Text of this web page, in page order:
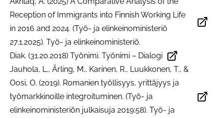
Reception of Immigrants into Finnish Working Life
in 2016 and 2024. (Työ- ja elinkeinoministeriö
27.1.2025). Työ- ja elinkeinoministeriö.
Avautuu uudessa välilehdessä
Diak. (31.20.2018) Työnimi. Työnimi – Dialogi
Avautuu uudessa välilehdessä
Jauhola, L., Ärling, M., Karinen, R., Luukkonen, T., &
Oosi, O. (2019). Romanien työllisyys, yrittäjyys ja
työmarkkinoille integroituminen. (Työ- ja
elinkeinoministeriön julkaisuja 2019:58). Työ- ja
Avautuu uudessa välilehdessä